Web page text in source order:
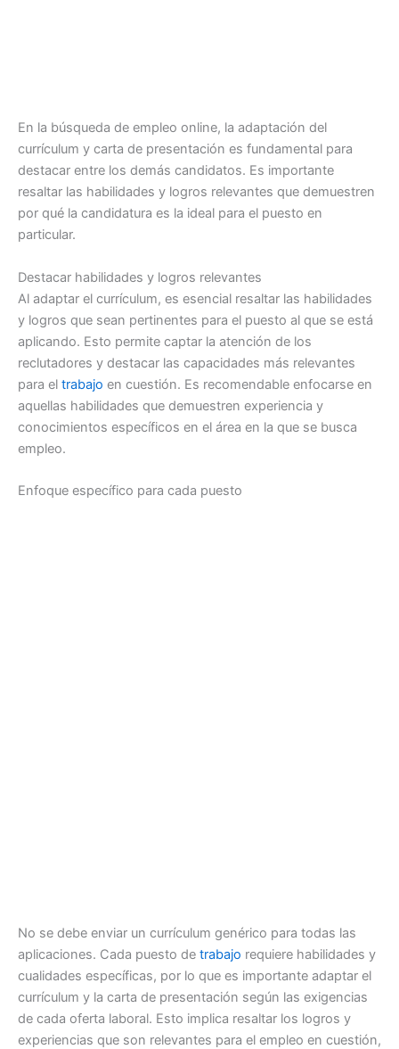
En la búsqueda de empleo online, la adaptación del
currículum y carta de presentación es fundamental para
destacar entre los demás candidatos. Es importante
resaltar las habilidades y logros relevantes que demuestren
por qué la candidatura es la ideal para el puesto en
particular.
Destacar habilidades y logros relevantes
Al adaptar el currículum, es esencial resaltar las habilidades
y logros que sean pertinentes para el puesto al que se está
aplicando. Esto permite captar la atención de los
reclutadores y destacar las capacidades más relevantes
para el trabajo en cuestión. Es recomendable enfocarse en
aquellas habilidades que demuestren experiencia y
conocimientos específicos en el área en la que se busca
empleo.
Enfoque específico para cada puesto
No se debe enviar un currículum genérico para todas las
aplicaciones. Cada puesto de trabajo requiere habilidades y
cualidades específicas, por lo que es importante adaptar el
currículum y la carta de presentación según las exigencias
de cada oferta laboral. Esto implica resaltar los logros y
experiencias que son relevantes para el empleo en cuestión,